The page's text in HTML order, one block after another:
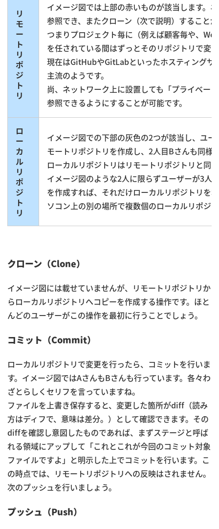
リ
モ
ー
ト
リ
ポ
ジ
ト
リ
イメージ図では上部の赤いものが該当します。
参照でき、またクローン（次で説明）すること
つまりプロジェクト毎に（例えば顧客毎や、
を任されている間はずっとそのリポジトリで変
現在はGitHubやGitLabといったホスティング
主流のようです。
尚、ネットワーク上に設置しても「プライベー
参照できるようにすることが可能です。
ロ
ー
カ
ル
リ
ポ
ジ
ト
リ
イメージ図での下部の灰色の2つが該当し、ユ
モートリポジトリを作成し、2人目Bさんも同様
ローカルリポジトリはリモートリポジトリと同
イメージ図のような2人に限らずユーザーが3人
を作成すれば、それだけローカルリポジトリを
ソコン上の別の場所で複数個のローカルリポジ
クローン（Clone）
イメージ図には載せていませんが、リモートリポジトリか
らローカルリポジトリへコピーを作成する操作です。ほと
んどのユーザーがこの操作を最初に行うことでしょう。
コミット（Commit）
ローカルリポジトリで変更を行ったら、コミットを行いま
す。イメージ図ではAさんもBさんも行っています。各々わ
ざとらしくセリフを言っていますね。
ファイルを上書き保存すると、変更した箇所がdiff（読み
方はディフで、意味は差分。）として確認できます。その
diffを確認し意図したものであれば、まずステージと呼ば
れる領域にアップして「これとこれが今回のコミット対象
ファイルですよ」と明示した上でコミットを行います。こ
の時点では、リモートリポジトリへの反映はされません。
次のプッシュを行いましょう。
プッシュ（Push）